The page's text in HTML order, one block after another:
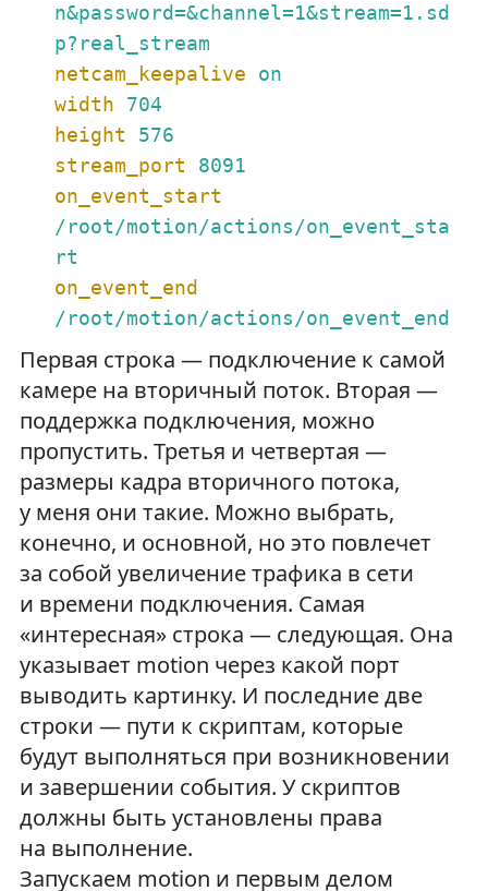
n&password=&channel=1&stream=1.sd
p?real_stream
netcam_keepalive
on
width
704
height
576
stream_port
8091
on_event_start
/root/motion/actions/on_event_sta
rt
on_event_end
/root/motion/actions/on_event_end
Первая строка — подключение к самой
камере на вторичный поток. Вторая —
поддержка подключения, можно
пропустить. Третья и четвертая —
размеры кадра вторичного потока,
у меня они такие. Можно выбрать,
конечно, и основной, но это повлечет
за собой увеличение трафика в сети
и времени подключения. Самая
«интересная» строка — следующая. Она
указывает motion через какой порт
выводить картинку. И последние две
строки — пути к скриптам, которые
будут выполняться при возникновении
и завершении события. У скриптов
должны быть установлены права
на выполнение.
Запускаем motion и первым делом